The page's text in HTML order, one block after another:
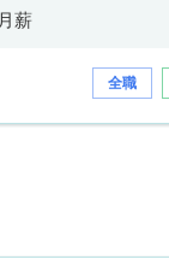
薪
全職